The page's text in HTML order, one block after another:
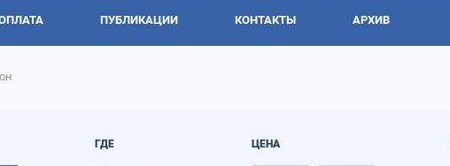
ПУБЛИКАЦИИ КОНТАКТЫ АРХИВ
ГДЕ ЦЕНА